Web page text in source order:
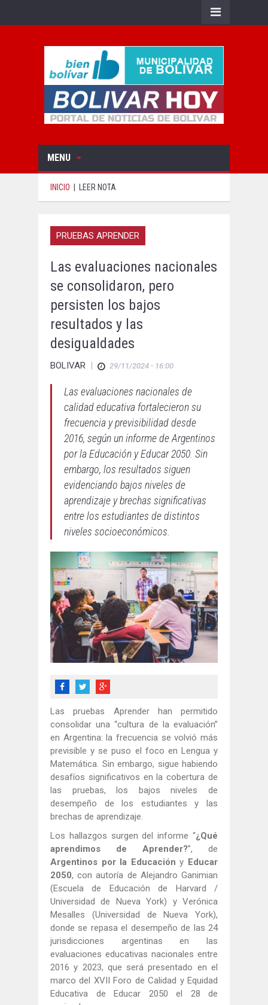
MENU
INICIO LEER NOTA
PRUEBAS APRENDER
Las evaluaciones nacionales
se consolidaron, pero
persisten los bajos
resultados y las
desigualdades
BOLIVAR | 29/11/2024 - 16:00
Las evaluaciones nacionales de
calidad educativa fortalecieron su
frecuencia y previsibilidad desde
2016, según un informe de Argentinos
por la Educación y Educar 2050. Sin
embargo, los resultados siguen
evidenciando bajos niveles de
aprendizaje y brechas significativas
entre los estudiantes de distintos
niveles socioeconómicos.
Las pruebas Aprender han permitido
consolidar una “cultura de la evaluación”
en Argentina: la frecuencia se volvió más
previsible y se puso el foco en Lengua y
Matemática. Sin embargo, sigue habiendo
desafíos significativos en la cobertura de
las pruebas, los bajos niveles de
desempeño de los estudiantes y las
brechas de aprendizaje.
Los hallazgos surgen del informe “¿Qué
aprendimos de Aprender?”, de
Argentinos por la Educación y Educar
2050, con autoría de Alejandro Ganimian
(Escuela de Educación de Harvard /
Universidad de Nueva York) y Verónica
Mesalles (Universidad de Nueva York),
donde se repasa el desempeño de las 24
jurisdicciones argentinas en las
evaluaciones educativas nacionales entre
2016 y 2023, que será presentado en el
marco del XVII Foro de Calidad y Equidad
Educativa de Educar 2050 el 28 de